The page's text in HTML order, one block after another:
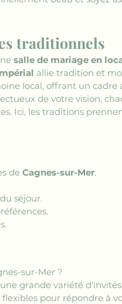
traditionnels
salle de mariage en
allie tradition et
local, offrant un
de votre vision,
Ici, les traditions
de Cagnes-sur-Mer.
séjour.
sur-Mer ?
grande variété
pour répondre à